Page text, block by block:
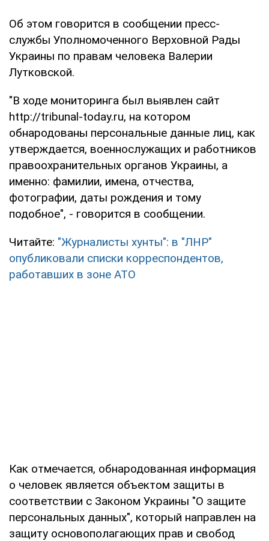
Об этом говорится в сообщении пресс-
службы Уполномоченного Верховной Рады
Украины по правам человека Валерии
Лутковской.
"В ходе мониторинга был выявлен сайт
http://tribunal-today.ru, на котором
обнародованы персональные данные лиц, как
утверждается, военнослужащих и работников
правоохранительных органов Украины, а
именно: фамилии, имена, отчества,
фотографии, даты рождения и тому
подобное", - говорится в сообщении.
Читайте: "Журналисты хунты": в "ЛНР"
опубликовали списки корреспондентов,
работавших в зоне АТО
Как отмечается, обнародованная информация
о человек является объектом защиты в
соответствии с Законом Украины "О защите
персональных данных", который направлен на
защиту основополагающих прав и свобод